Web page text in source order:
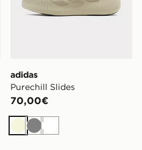
adidas
Purechill Slides
70,00€
BeigeGrigioBianco